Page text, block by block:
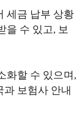
세금 납부 상황
을 수 있고, 보
화할 수 있으며,
보험사 안내